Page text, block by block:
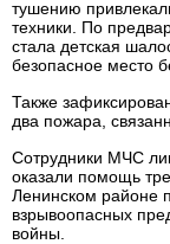
тушению
техники. По
стала детская
безопасное место
Также
два пожара,
Сотрудники МЧС
оказали помощь
Ленинском районе
взрывоопасных
войны.